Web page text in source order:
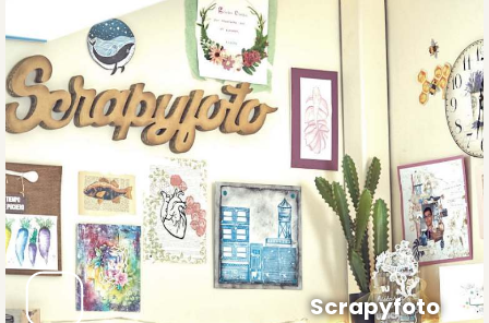
669746303 y te contaremos cómo hacerlo.
Las plazas son limitadas. Si buscas un proyecto creativo diferente,
con sabor vintage y lleno de detalles, este taller es para ti.
Y no te preocupes por el idioma. Aunque el taller se impartirá
principalmente en inglés, Antonis conoce algo de español y habrá
traducción para que no te pierdas ningún detalle.
Así que únete a nosotros para un fin de semana lleno de
inspiración, creatividad y diversión. Puedes apuntarte a uno, dos,
tres o los cuatro talleres, tú decides.
Scrapyfoto